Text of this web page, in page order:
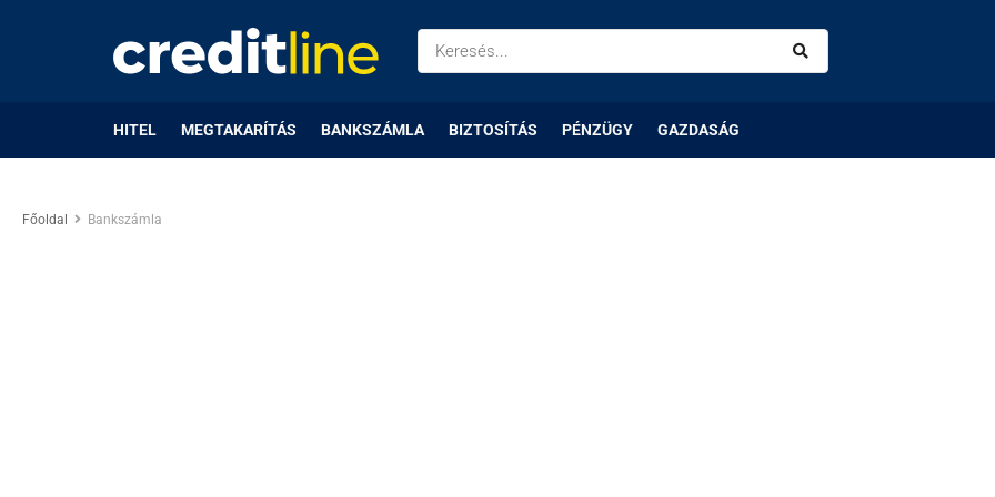
HITEL MEGTAKARÍTÁS BANKSZÁMLA BIZTOSÍTÁS PÉNZÜGY GAZDASÁG
Főoldal Bankszámla